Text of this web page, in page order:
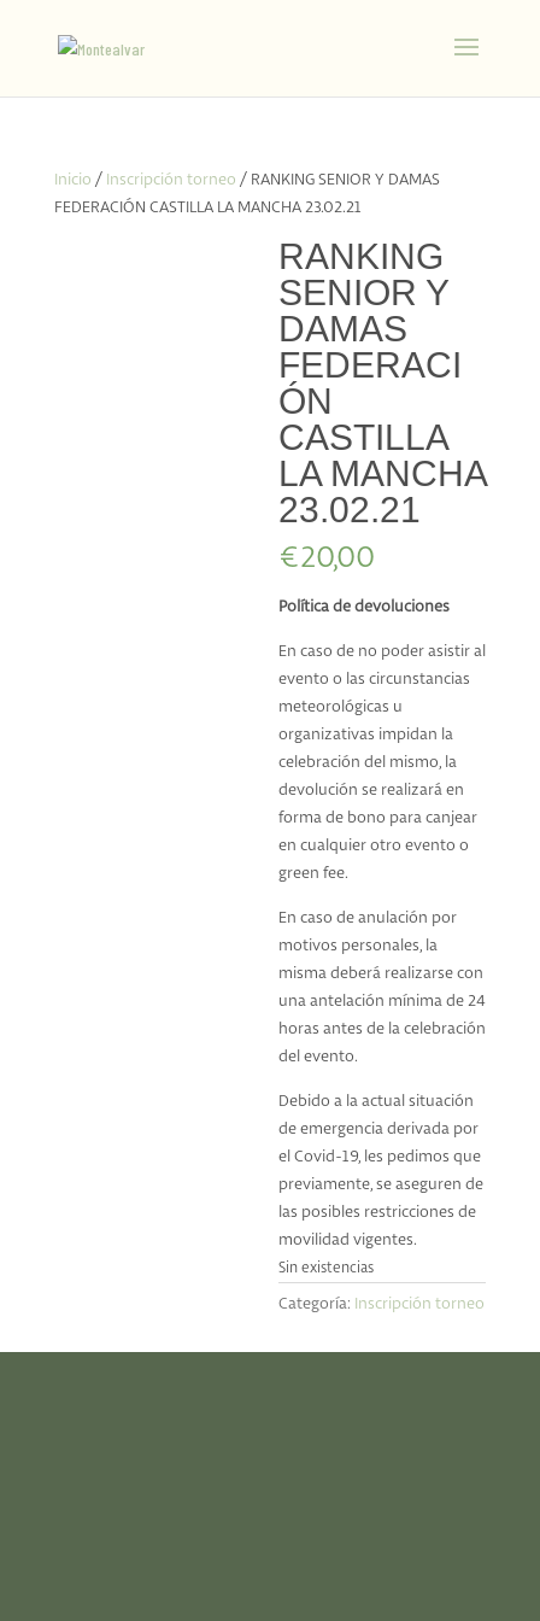
Inicio / Inscripción torneo / RANKING SENIOR Y DAMAS
FEDERACIÓN CASTILLA LA MANCHA 23.02.21
RANKING
SENIOR Y
DAMAS
FEDERACI
ÓN
CASTILLA
LA MANCHA
23.02.21
€20,00
Política de devoluciones
En caso de no poder asistir al
evento o las circunstancias
meteorológicas u
organizativas impidan la
celebración del mismo, la
devolución se realizará en
forma de bono para canjear
en cualquier otro evento o
green fee.
En caso de anulación por
motivos personales, la
misma deberá realizarse con
una antelación mínima de 24
horas antes de la celebración
del evento.
Debido a la actual situación
de emergencia derivada por
el Covid-19, les pedimos que
previamente, se aseguren de
las posibles restricciones de
movilidad vigentes.
Sin existencias
Categoría: Inscripción torneo